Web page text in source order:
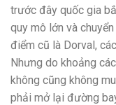
trước đây quốc gia
quy mô lớn và
điểm cũ là Dorval,
Nhưng do khoảng
không cũng không
phải mở lại đường